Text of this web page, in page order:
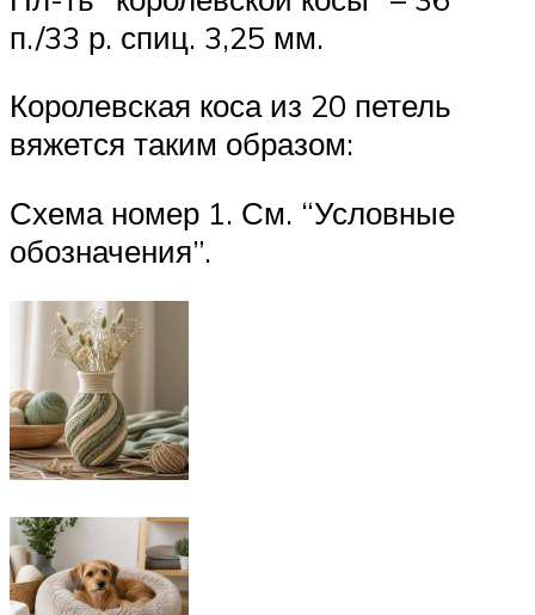
п./33 р. спиц. 3,25 мм.
Королевская коса из 20 петель
вяжется таким образом:
Схема номер 1. См. “Условные
обозначения”.